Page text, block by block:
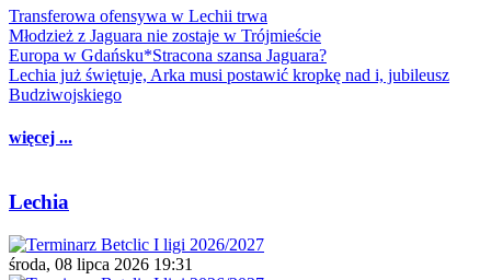
Transferowa ofensywa w Lechii trwa
Młodzież z Jaguara nie zostaje w Trójmieście
Europa w Gdańsku*Stracona szansa Jaguara?
Lechia już świętuje, Arka musi postawić kropkę nad i, jubileusz
Budziwojskiego
więcej ...
Lechia
środa, 08 lipca 2026 19:31